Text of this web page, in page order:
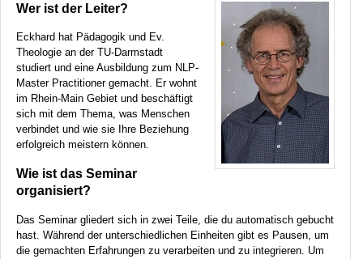
Wer ist der Leiter?
Eckhard hat Pädagogik und Ev.
Theologie an der TU-Darmstadt
studiert und eine Ausbildung zum NLP-
Master Practitioner gemacht. Er wohnt
im Rhein-Main Gebiet und beschäftigt
sich mit dem Thema, was Menschen
verbindet und wie sie Ihre Beziehung
erfolgreich meistern können.
Wie ist das Seminar
organisiert?
Das Seminar gliedert sich in zwei Teile, die du automatisch gebucht
hast. Während der unterschiedlichen Einheiten gibt es Pausen, um
die gemachten Erfahrungen zu verarbeiten und zu integrieren. Um